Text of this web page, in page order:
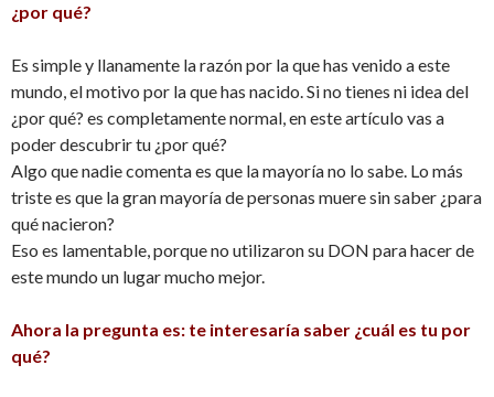
¿por qué?
Es simple y llanamente la razón por la que has venido a este
mundo, el motivo por la que has nacido. Si no tienes ni idea del
¿por qué? es completamente normal, en este artículo vas a
poder descubrir tu ¿por qué?
Algo que nadie comenta es que la mayoría no lo sabe. Lo más
triste es que la gran mayoría de personas muere sin saber ¿para
qué nacieron?
Eso es lamentable, porque no utilizaron su DON para hacer de
este mundo un lugar mucho mejor.
Ahora la pregunta es: te interesaría saber ¿cuál es tu por
qué?